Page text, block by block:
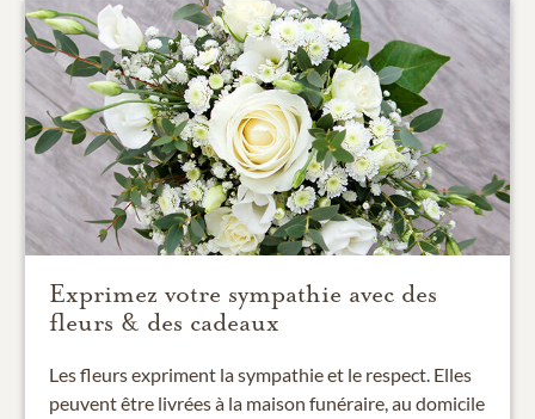
Exprimez votre sympathie avec des
fleurs & des cadeaux
Les fleurs expriment la sympathie et le respect. Elles
peuvent être livrées à la maison funéraire, au domicile